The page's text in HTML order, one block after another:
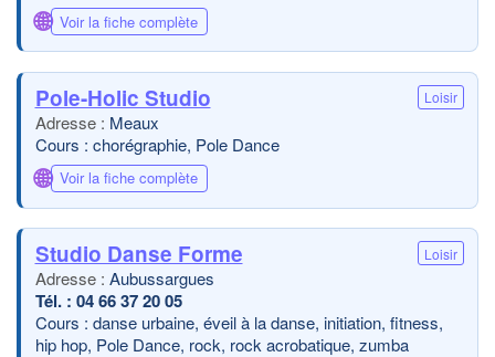
🌐 Voir la fiche complète
Pole-Holic Studio Loisir
Meaux
Cours : chorégraphie, Pole Dance
🌐 Voir la fiche complète
Studio Danse Forme Loisir
Aubussargues
04 66 37 20 05
Cours : danse urbaine, éveil à la danse, initiation, fitness,
hip hop, Pole Dance, rock, rock acrobatique, zumba